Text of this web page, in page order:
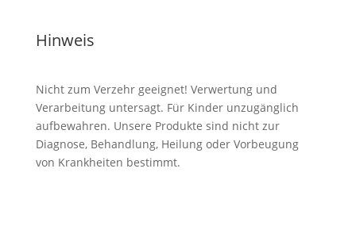
Hinweis
Nicht zum Verzehr geeignet! Verwertung und
Verarbeitung untersagt. Für Kinder unzugänglich
aufbewahren. Unsere Produkte sind nicht zur
Diagnose, Behandlung, Heilung oder Vorbeugung
von Krankheiten bestimmt.